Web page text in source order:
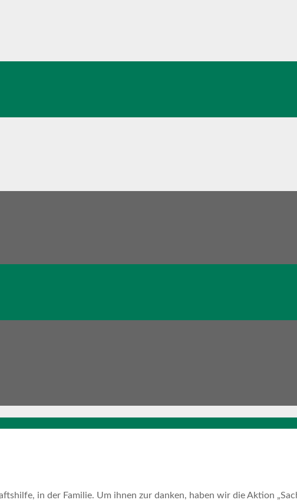
in der Familie. Um ihnen zur danken, haben wir die Aktion